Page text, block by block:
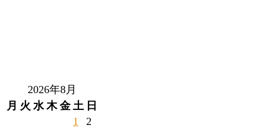
2026年8月
月 火 水 木 金 土 日
1
2